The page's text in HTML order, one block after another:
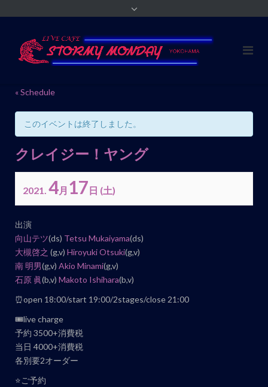
« Schedule
このイベントは終了しました。
クレイジー！ヤング
2021. 4月 17日 (土)
イ
ベ
ン
ト
ナ
ビ
ゲ
ー
シ
ョ
ン
出演
向山テツ(ds) Tetsu Mukaiyama(ds)
大槻啓之 (g,v) Hiroyuki Otsuki(g,v)
南 明男(g,v) Akio Minami(g,v)
石原 眞(b,v) Makoto Ishihara(b,v)
⏰open 18:00/start 19:00/2stages/close 21:00
🎟live charge
予約 3500+消費税
当日 4000+消費税
各別要2オーダー
⭐️ご予約